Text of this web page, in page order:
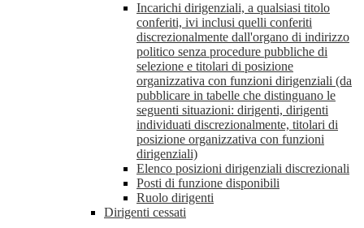
Incarichi dirigenziali, a qualsiasi titolo
conferiti, ivi inclusi quelli conferiti
discrezionalmente dall'organo di indirizzo
politico senza procedure pubbliche di
selezione e titolari di posizione
organizzativa con funzioni dirigenziali (da
pubblicare in tabelle che distinguano le
seguenti situazioni: dirigenti, dirigenti
individuati discrezionalmente, titolari di
posizione organizzativa con funzioni
dirigenziali)
Elenco posizioni dirigenziali discrezionali
Posti di funzione disponibili
Ruolo dirigenti
Dirigenti cessati